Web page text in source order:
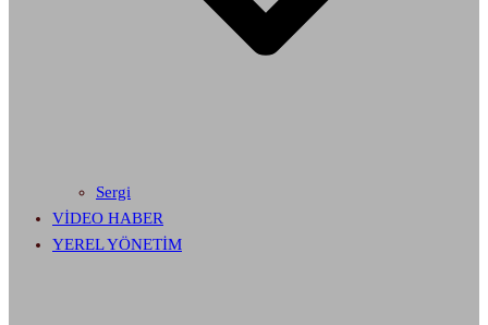
Sergi
VİDEO HABER
YEREL YÖNETİM